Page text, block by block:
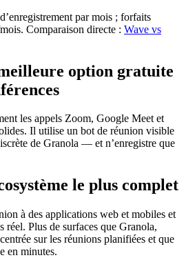
par mois ; forfaits
Comparaison directe : Wave vs
option gratuite
les appels Zoom, Google Meet et
Il utilise un bot de réunion visible
de Granola — et n’enregistre que
le plus complet
à des applications web et mobiles et
réel. Plus de surfaces que Granola,
sur les réunions planifiées et que
en minutes.